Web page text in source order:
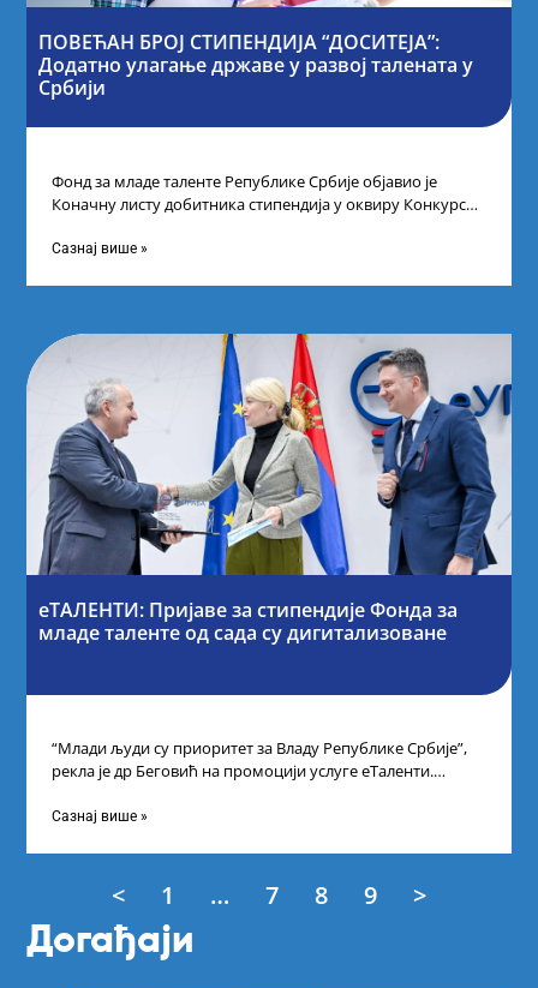
ПОВЕЋАН БРОЈ СТИПЕНДИЈА “ДОСИТЕЈА”:
Додатно улагање државе у развој талената у
Србији
Фонд за младе таленте Републике Србије објавио је
Коначну листу добитника стипендија у оквиру Конкурса
Сазнај више »
еТАЛЕНТИ: Пријаве за стипендије Фонда за
младе таленте од сада су дигитализоване
“Млади људи су приоритет за Владу Републике Србије”,
рекла је др Беговић на промоцији услуге еТаленти.
Сазнај више »
< 1 … 7 8 9 >
Догађаји